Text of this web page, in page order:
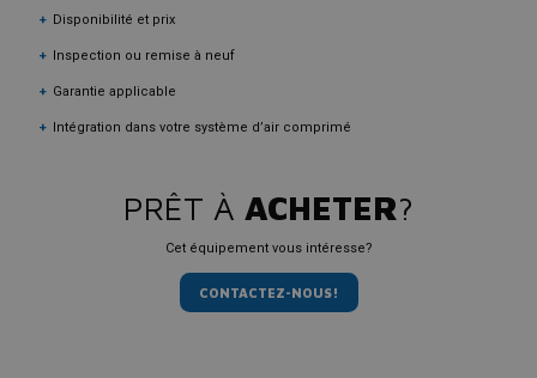
Disponibilité et prix
Inspection ou remise à neuf
Garantie applicable
Intégration dans votre système d’air comprimé
PRÊT À ACHETER?
Cet équipement vous intéresse?
CONTACTEZ-NOUS!